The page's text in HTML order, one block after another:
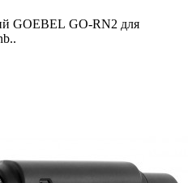
GOEBEL GO-RN2 для